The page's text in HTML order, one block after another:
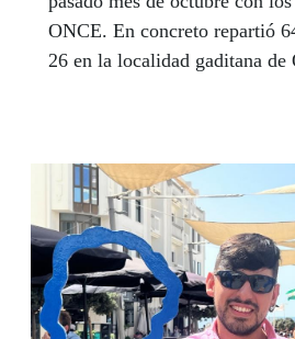
ONCE. En concreto repartió
26 en la localidad gaditana de
mayores entre distintas